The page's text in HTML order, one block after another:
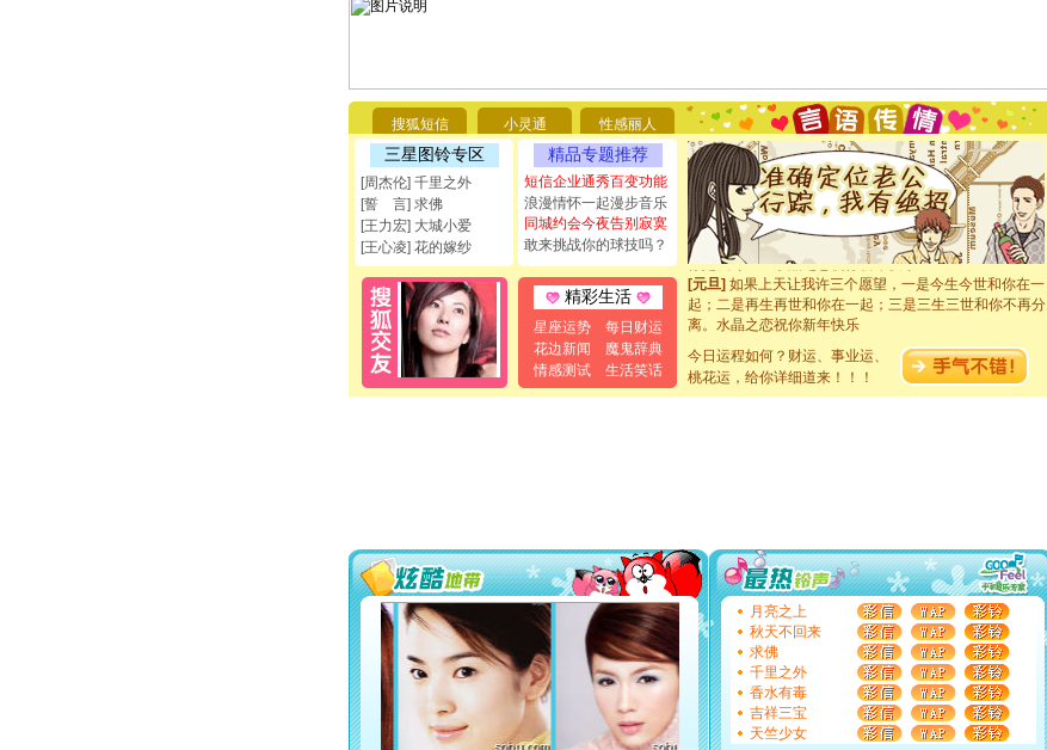
搜狐短信 小灵通 性感丽人
三星图铃专区
[周杰伦] 千里之外
[誓 言] 求佛
[王力宏] 大城小爱
[王心凌] 花的嫁纱
精品专题推荐
短信企业通秀百变功能
浪漫情怀一起漫步音乐
同城约会今夜告别寂寞
敢来挑战你的球技吗？
精彩生活
星座运势
每日财运
花边新闻
魔鬼辞典
情感测试
生活笑话
要平安！千万要知足！千万不要忘记我！
[圣诞节]不只这样的日子才会想起你,而是这样的日子才
能正大光明地骚扰你,告诉你,圣诞要快乐!新年要快乐!天天
都要快乐噢!
[圣诞节]奉上一颗祝福的心,在这个特别的日子里,愿幸福,
如意,快乐,鲜花,一切美好的祝愿与你同在.圣诞快乐!
[元旦]看到你我会触电；看不到你我要充电；没有你我会
断电。爱你是我职业，想你是我事业，抱你是我特长，吻
你是我专业！水晶之恋祝你新年快乐
[元旦] 如果上天让我许三个愿望，一是今生今世和你在一
起；二是再生再世和你在一起；三是三生三世和你不再分
离。水晶之恋祝你新年快乐
[元旦]当我狠下心扭头离去那一刻，你在我身后无助地哭
泣，这痛楚让我明白我多么爱你。我转身抱住你：这猪不
卖了。水晶之恋祝你新年快乐。
[春节]风柔雨润好月圆，半岛铁盒伴身边，每日尽显开心
要平安！千万要知足！千万不要忘记我！
[圣诞节]不只这样的日子才会想起你,而是这样的日子才
能正大光明地骚扰你,告诉你,圣诞要快乐!新年要快乐!天天
都要快乐噢!
[圣诞节]奉上一颗祝福的心,在这个特别的日子里,愿幸福,
如意,快乐,鲜花,一切美好的祝愿与你同在.圣诞快乐!
[元旦]
看到你我会触电；看不到你我要充电；没有你我会
断电。爱你是我职业，想你是我事业，抱你是我特长，吻
你是我专业！水晶之恋祝你新年快乐
[元旦] 如果上天让我许三个愿望，一是今生今世和你在一
今日运程如何？财运、事业运、
桃花运，给你详细道来！！！
月亮之上
秋天不回来
求佛
千里之外
香水有毒
吉祥三宝
天竺少女